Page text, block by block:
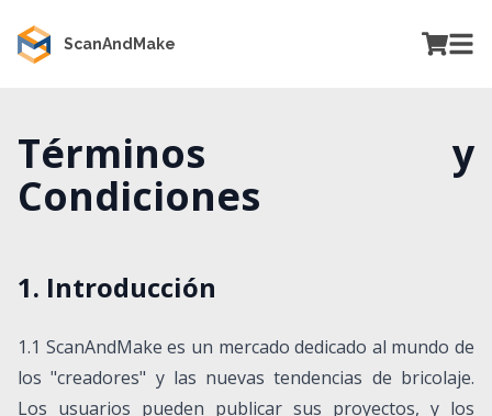
ScanAndMake
Términos y
Condiciones
1. Introducción
1.1 ScanAndMake es un mercado dedicado al mundo de
los "creadores" y las nuevas tendencias de bricolaje.
Los usuarios pueden publicar sus proyectos, y los